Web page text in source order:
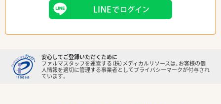
安心してご登録いただくために
ファルマスタッフを運営する（株）メディカルリソースは、お客様の個
人情報を適切に管理する事業者としてプライバシーマークが付与され
ています。